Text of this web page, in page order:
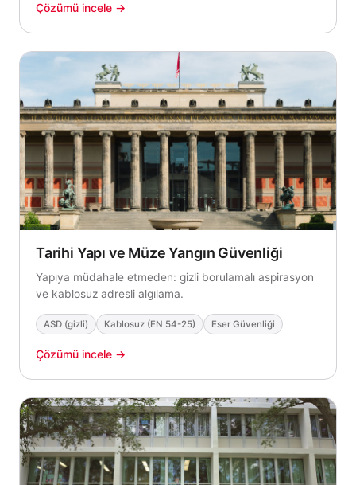
Çözümü incele →
Tarihi Yapı ve Müze Yangın Güvenliği
Yapıya müdahale etmeden: gizli borulamalı aspirasyon
ve kablosuz adresli algılama.
ASD (gizli) Kablosuz (EN 54-25) Eser Güvenliği
Çözümü incele →